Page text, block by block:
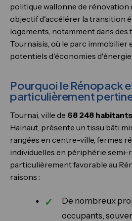
politique wallonne de rénovation
objectif d'accélérer la transition
logements, notamment dans
Tournaisis, où le parc immobilier
potentiels d'économies
Pourquoi le Rénopack
particulièrement
Tournai, ville de 68 248 habitants
Hainaut, présente un tissu bâti
rangées en centre-ville, fermes
individuelles en périphérie semi-
particulièrement favorable au
raisons :
De nombreux
occupants,